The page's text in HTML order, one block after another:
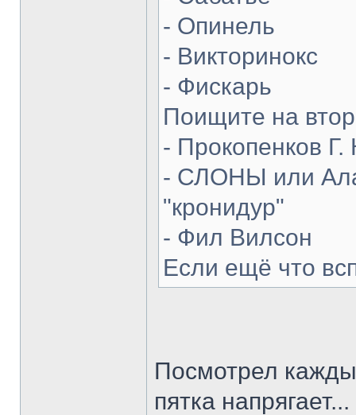
- Опинель
- Викторинокс
- Фискарь
Поищите на
- Прокопенков Г.
- СЛОНЫ или
"кронидур"
- Фил Вилсон
Если ещё что
Посмотрел
пятка